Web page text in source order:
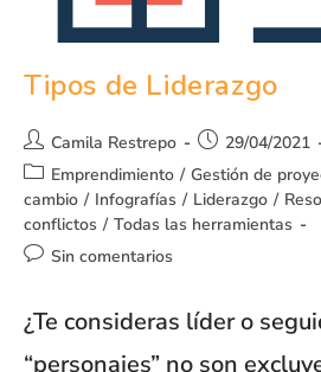
Tipos de Liderazgo
Camila Restrepo
29/04/2021
Emprendimiento / Gestión de
cambio / Infografías / Liderazgo /
conflictos / Todas las herramientas
Sin comentarios
¿Te consideras líder o
“personajes” no son